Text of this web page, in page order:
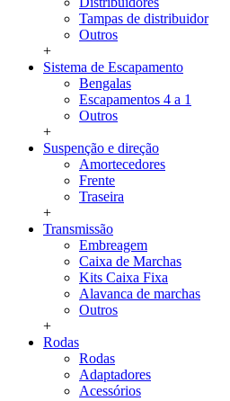
Tampas de distribuidor
Outros
+
Sistema de Escapamento
Bengalas
Escapamentos 4 a 1
Outros
+
Suspenção e direção
Amortecedores
Frente
Traseira
+
Transmissão
Embreagem
Caixa de Marchas
Kits Caixa Fixa
Alavanca de marchas
Outros
+
Rodas
Rodas
Adaptadores
Acessórios